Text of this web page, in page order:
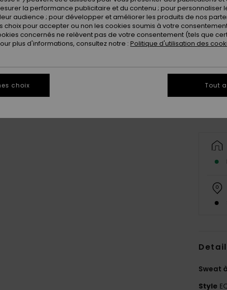
Voir
Sweat
Style
la performance publicitaire et du contenu ; pour personnaliser
audience ; pour développer et améliorer les produits de nos
pour accepter ou non les cookies soumis à votre
concernés ne relèvent pas de votre consentement (tels que
plus d'informations, consultez notre : Politique d'utilisation des
choix Tout